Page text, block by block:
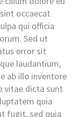
occaecat
qui officia
Sed ut
error sit
laudantium,
ab illo inventore
vitae dicta sunt
quia
fugit, sed quia